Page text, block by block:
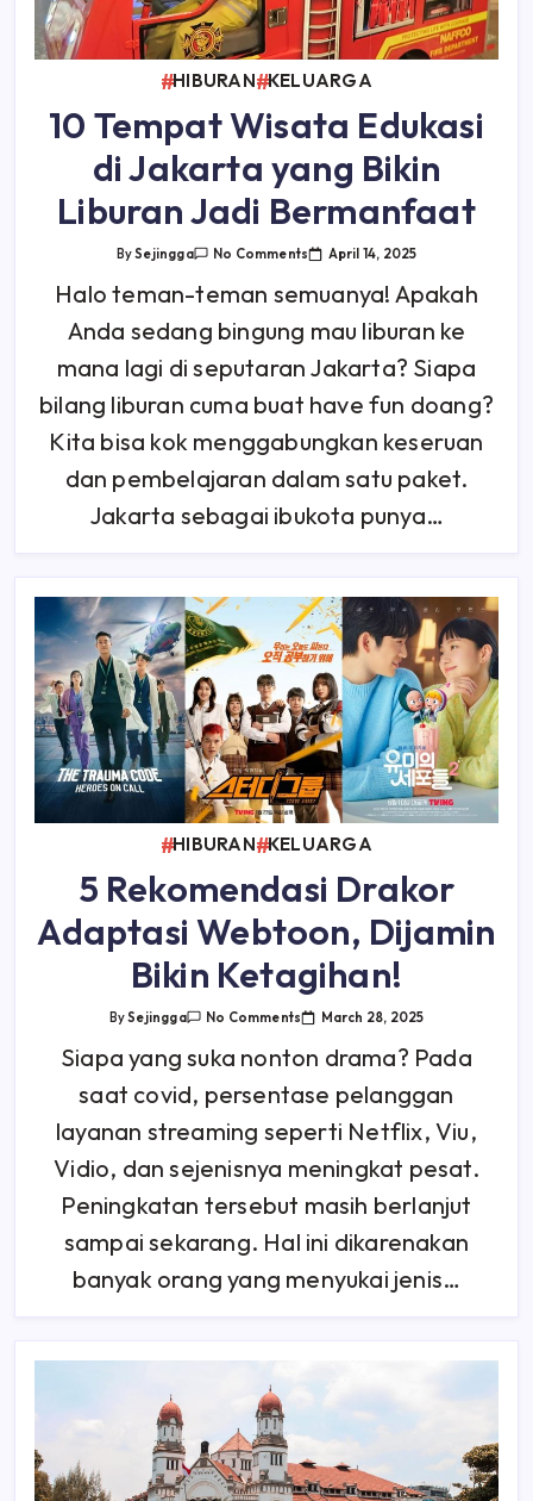
HIBURAN KELUARGA
10 Tempat Wisata Edukasi
di Jakarta yang Bikin
Liburan Jadi Bermanfaat
BySejingga No CommentsOn
Wisata
Di
Jakarta
Yang
Bikin
Jadi
April 14, 2025
Halo teman-teman semuanya! Apakah
Anda sedang bingung mau liburan ke
mana lagi di seputaran Jakarta? Siapa
bilang liburan cuma buat have fun doang?
Kita bisa kok menggabungkan keseruan
dan pembelajaran dalam satu paket.
Jakarta sebagai ibukota punya…
HIBURAN KELUARGA
5 Rekomendasi Drakor
Adaptasi Webtoon, Dijamin
Bikin Ketagihan!
BySejingga No CommentsOn
Rekomendasi
Drakor
Webtoon,
Dijamin
Bikin
Ketagihan!
March 28, 2025
Siapa yang suka nonton drama? Pada
saat covid, persentase pelanggan
layanan streaming seperti Netflix, Viu,
Vidio, dan sejenisnya meningkat pesat.
Peningkatan tersebut masih berlanjut
sampai sekarang. Hal ini dikarenakan
banyak orang yang menyukai jenis…